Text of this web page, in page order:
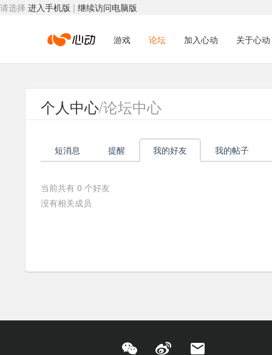
请选择 进入手机版 | 继续访问电脑版
心
动
络
游戏 论坛 加入心动 关于心动
个人中心/论坛中心
短消息 提醒 我的好友 我的帖子
当前共有 0 个好友
没有相关成员